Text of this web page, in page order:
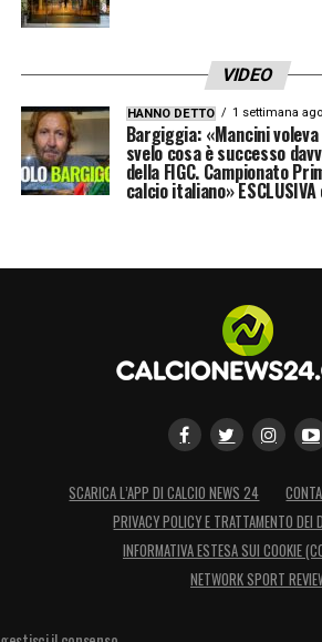
VIDEO
HANNO DETTO 1 settimana ago
Bargiggia: «Mancini
svelo cosa è successo
della FIGC. Campionato
calcio italiano» ESCLUSIVA
SCARICA L’APP DI CALCIO NEWS 24
PRIVACY POLICY E TRATTAMENTO DEI
INFORMATIVA ESTESA SUI COOKIE
NETWORK SPORT